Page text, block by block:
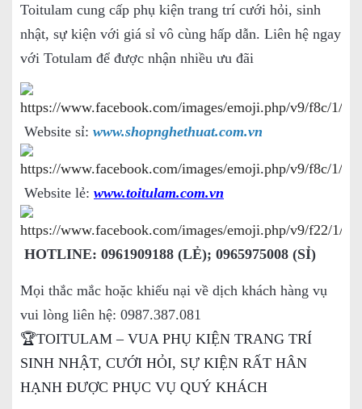
Toitulam cung cấp phụ kiện trang trí cưới hỏi, sinh
nhật, sự kiện với giá sỉ vô cùng hấp dẫn. Liên hệ ngay
với Totulam để được nhận nhiều ưu đãi
Website sỉ: www.shopnghethuat.com.vn
Website lẻ: www.toitulam.com.vn
HOTLINE: 0961909188 (LẺ); 0965975008 (SỈ)
Mọi thắc mắc hoặc khiếu nại về dịch khách hàng vụ
vui lòng liên hệ: 0987.387.081
🏆TOITULAM – VUA PHỤ KIỆN TRANG TRÍ
SINH NHẬT, CƯỚI HỎI, SỰ KIỆN RẤT HÂN
HẠNH ĐƯỢC PHỤC VỤ QUÝ KHÁCH